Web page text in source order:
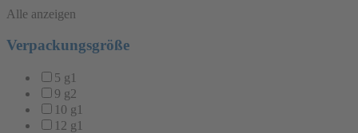
Alle anzeigen
Verpackungsgröße
5 g1
9 g2
10 g1
12 g1